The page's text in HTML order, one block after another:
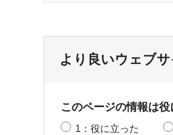
より良いウェブ
このページの情報は
1：役に立った